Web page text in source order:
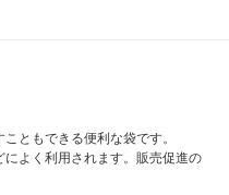
ともできる便利な袋です。
よく利用されます。販売促進の